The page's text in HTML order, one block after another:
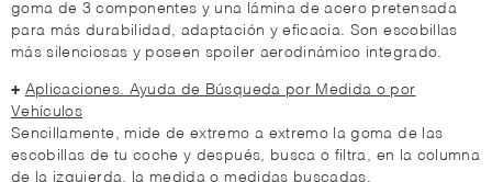
goma de 3 componentes y una lámina de acero pretensada
para más durabilidad, adaptación y eficacia. Son escobillas
más silenciosas y poseen spoiler aerodinámico integrado.
+ Aplicaciones. Ayuda de Búsqueda por Medida o por
Vehículos
Sencillamente, mide de extremo a extremo la goma de las
escobillas de tu coche y después, busca o filtra, en la columna
de la izquierda, la medida o medidas buscadas.